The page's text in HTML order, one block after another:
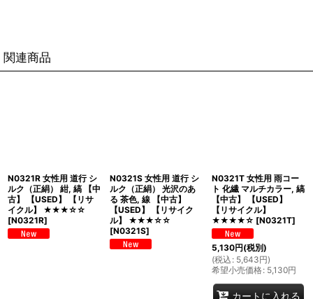
関連商品
N0321R 女性用 道行 シ
ルク（正絹） 紺, 縞 【中
古】 【USED】 【リサ
イクル】 ★★★☆☆
[N0321R]
N0321S 女性用 道行 シ
ルク（正絹） 光沢のあ
る 茶色, 線 【中古】
【USED】 【リサイク
ル】 ★★★☆☆
[N0321S]
N0321T 女性用 雨コー
ト 化繊 マルチカラー, 縞
【中古】 【USED】
【リサイクル】
★★★★☆ [N0321T]
5,130円(税別)
(税込 : 5,643円)
希望小売価格: 5,130円
カートに入れる